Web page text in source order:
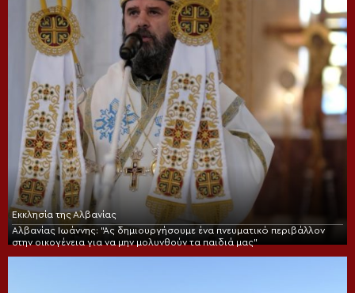
Εκκλησία της Αλβανίας
Αλβανίας Ιωάννης: “Ας δημιουργήσουμε ένα πνευματικό περιβάλλον
στην οικογένεια για να μην μολυνθούν τα παιδιά μας”